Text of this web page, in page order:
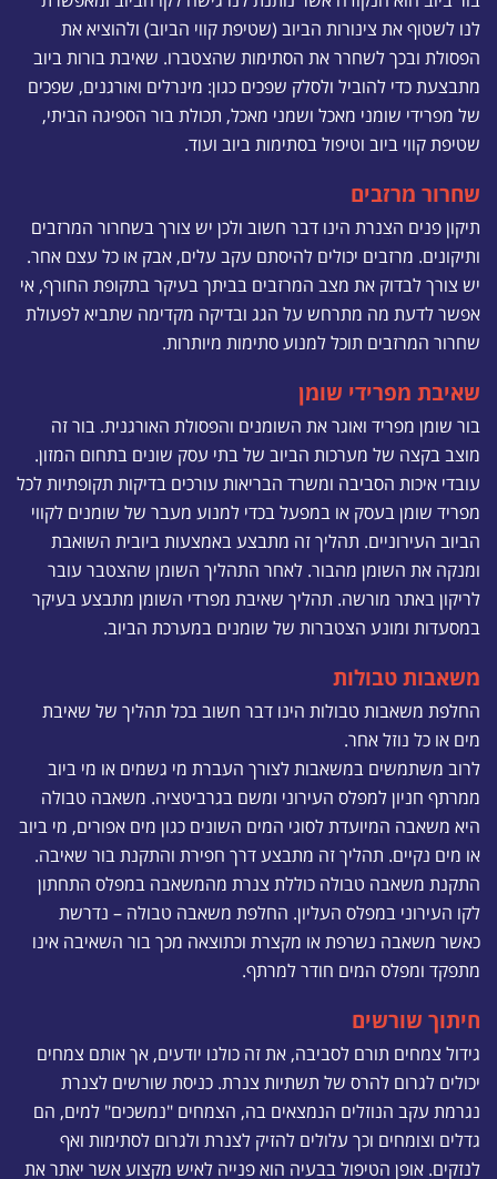
לנו לשטוף את צינורות הביוב (שטיפת קווי הביוב) ולהוציא את
הפסולת ובכך לשחרר את הסתימות שהצטברו. שאיבת בורות ביוב
מתבצעת כדי להוביל ולסלק שפכים כגון: מינרלים ואורגנים, שפכים
של מפרידי שומני מאכל ושמני מאכל, תכולת בור הספיגה הביתי,
שטיפת קווי ביוב וטיפול בסתימות ביוב ועוד.
שחרור מרזבים
תיקון פנים הצנרת הינו דבר חשוב ולכן יש צורך בשחרור המרזבים
ותיקונים. מרזבים יכולים להיסתם עקב עלים, אבק או כל עצם אחר.
יש צורך לבדוק את מצב המרזבים בביתך בעיקר בתקופת החורף, אי
אפשר לדעת מה מתרחש על הגג ובדיקה מקדימה שתביא לפעולת
שחרור המרזבים תוכל למנוע סתימות מיותרות.
שאיבת מפרידי שומן
בור שומן מפריד ואוגר את השומנים והפסולת האורגנית. בור זה
מוצב בקצה של מערכות הביוב של בתי עסק שונים בתחום המזון.
עובדי איכות הסביבה ומשרד הבריאות עורכים בדיקות תקופתיות לכל
מפריד שומן בעסק או במפעל בכדי למנוע מעבר של שומנים לקווי
הביוב העירוניים. תהליך זה מתבצע באמצעות ביובית השואבת
ומנקה את השומן מהבור. לאחר התהליך השומן שהצטבר עובר
לריקון באתר מורשה. תהליך שאיבת מפרדי השומן מתבצע בעיקר
במסעדות ומונע הצטברות של שומנים במערכת הביוב.
משאבות טבולות
החלפת משאבות טבולות הינו דבר חשוב בכל תהליך של שאיבת
מים או כל נוזל אחר.
לרוב משתמשים במשאבות לצורך העברת מי גשמים או מי ביוב
ממרתף חניון למפלס העירוני ומשם בגרביטציה. משאבה טבולה
היא משאבה המיועדת לסוגי המים השונים כגון מים אפורים, מי ביוב
או מים נקיים. תהליך זה מתבצע דרך חפירת והתקנת בור שאיבה.
התקנת משאבה טבולה כוללת צנרת מהמשאבה במפלס התחתון
לקו העירוני במפלס העליון. החלפת משאבה טבולה – נדרשת
כאשר משאבה נשרפת או מקצרת וכתוצאה מכך בור השאיבה אינו
מתפקד ומפלס המים חודר למרתף.
חיתוך שורשים
גידול צמחים תורם לסביבה, את זה כולנו יודעים, אך אותם צמחים
יכולים לגרום להרס של תשתיות צנרת. כניסת שורשים לצנרת
נגרמת עקב הנוזלים הנמצאים בה, הצמחים "נמשכים" למים, הם
גדלים וצומחים וכך עלולים להזיק לצנרת ולגרום לסתימות ואף
לנזקים. אופן הטיפול בבעיה הוא פנייה לאיש מקצוע אשר יאתר את